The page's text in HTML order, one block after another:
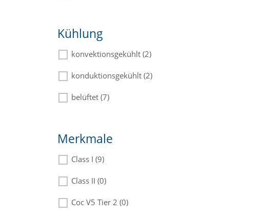
Kühlung
konvektionsgekühlt (2)
konduktionsgekühlt (2)
belüftet (7)
Merkmale
Class I (9)
Class II (0)
Coc V5 Tier 2 (0)